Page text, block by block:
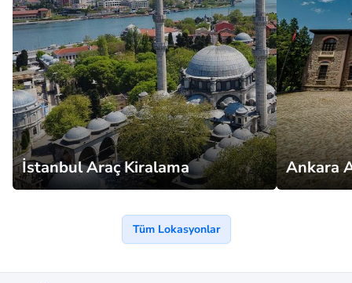
İstanbul Araç Kiralama Ankara
Tüm Lokasyonlar